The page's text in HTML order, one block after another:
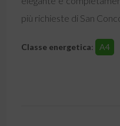
più richieste di San
Classe energetica: A4